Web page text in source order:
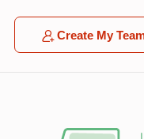
Create My